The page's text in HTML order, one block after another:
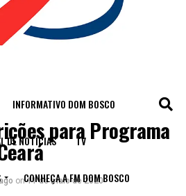
INFORMATIVO DOM BOSCO
DE NOTÍCIAS TV
CONHEÇA A FM DOM BOSCO
para Programa
on 11 de maio de 2020